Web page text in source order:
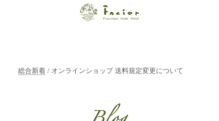
ン ファシオー
輝く美をトータ
ルでご提案しま
総合新着 / オンラインショップ 送料規定変更について